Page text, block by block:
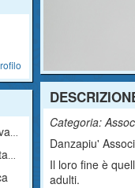
Categoria:
Danzapiu'
Il loro fine è
adulti.